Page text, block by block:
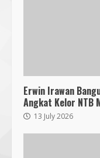
Erwin Irawan
Angkat Kelor NTB
13 July 2026
3